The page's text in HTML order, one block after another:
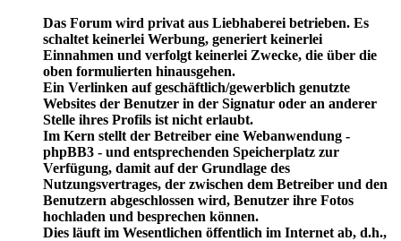
Das Forum wird privat aus Liebhaberei betrieben. Es
schaltet keinerlei Werbung, generiert keinerlei
Einnahmen und verfolgt keinerlei Zwecke, die über die
oben formulierten hinausgehen.
Ein Verlinken auf geschäftlich/gewerblich genutzte
Websites der Benutzer in der Signatur oder an anderer
Stelle ihres Profils ist nicht erlaubt.
Im Kern stellt der Betreiber eine Webanwendung -
phpBB3 - und entsprechenden Speicherplatz zur
Verfügung, damit auf der Grundlage des
Nutzungsvertrages, der zwischen dem Betreiber und den
Benutzern abgeschlossen wird, Benutzer ihre Fotos
hochladen und besprechen können.
Dies läuft im Wesentlichen öffentlich im Internet ab, d.h.,